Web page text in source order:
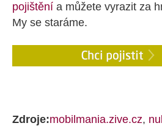
pojištění a můžete vyrazit za
My se staráme.
Zdroje:mobilmania.zive.cz,